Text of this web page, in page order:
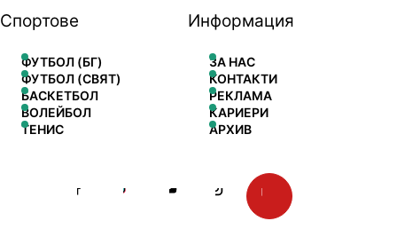
Спортове
ФУТБОЛ (БГ)
ФУТБОЛ (СВЯТ)
БАСКЕТБОЛ
ВОЛЕЙБОЛ
ТЕНИС
Информация
ЗА НАС
КОНТАКТИ
РЕКЛАМА
КАРИЕРИ
АРХИВ